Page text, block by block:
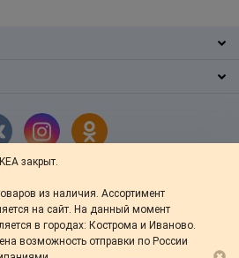
закрыт.
из наличия. Ассортимент
на сайт. На данный момент
в городах: Кострома и Иваново.
возможность отправки по России
,ул. Ив.Сусанина 48/76
46-13-64
вс: с 10:00 до 20:00